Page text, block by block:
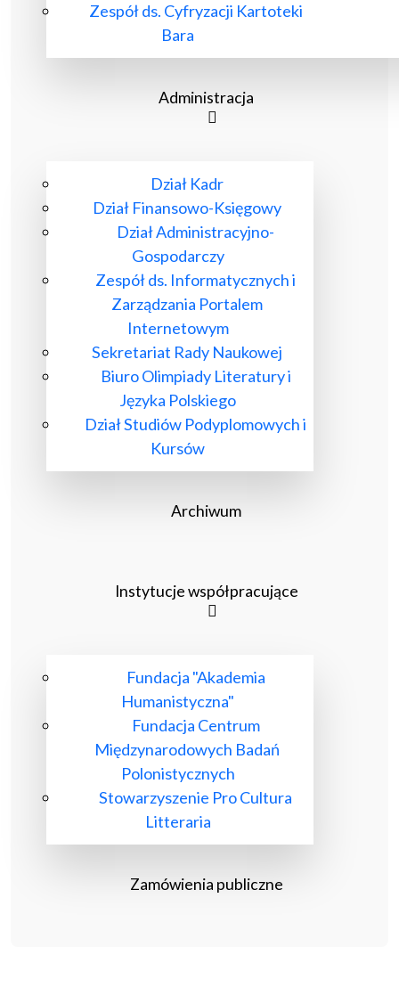
Zespół ds. Cyfryzacji Kartoteki
Bara
Administracja
Dział Kadr
Dział Finansowo-Księgowy
Dział Administracyjno-
Gospodarczy
Zespół ds. Informatycznych i
Zarządzania Portalem
Internetowym
Sekretariat Rady Naukowej
Biuro Olimpiady Literatury i
Języka Polskiego
Dział Studiów Podyplomowych i
Kursów
Archiwum
Instytucje współpracujące
Fundacja "Akademia
Humanistyczna"
Fundacja Centrum
Międzynarodowych Badań
Polonistycznych
Stowarzyszenie Pro Cultura
Litteraria
Zamówienia publiczne